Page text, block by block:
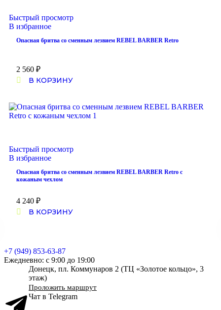
Быстрый просмотр
В избранное
Опасная бритва со сменным лезвием REBEL BARBER Retro
2 560 ₽
В КОРЗИНУ
Быстрый просмотр
В избранное
Опасная бритва со сменным лезвием REBEL BARBER Retro с
кожаным чехлом
4 240 ₽
В КОРЗИНУ
+7 (949) 853-63-87
Ежедневно: с 9:00 до 19:00
Донецк, пл. Коммунаров 2 (ТЦ «Золотое кольцо», 3
этаж)
Проложить маршрут
Чат в Telegram